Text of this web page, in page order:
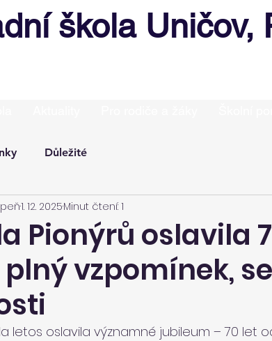
škola Uničov,
Důležité
Pionýrů oslavila
vzpomínek,
1. 12. 2025Minut čtení: 1
letos oslavila významné jubileum – 70 let